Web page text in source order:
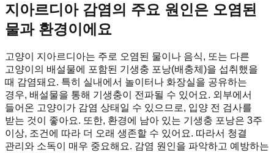
지아르디아 감염의 주요 원인은 오염된
물과 환경이에요
고양이 지아르디아는 주로 오염된 물이나 음식, 또는 다른
고양이의 배설물에 포함된 기생충 포낭(배충체)을 섭취했을
때 감염돼요. 특히 실내에서 놀이터나 화장실을 공유하는
경우, 배설물을 통해 기생충이 전파될 수 있어요. 외부에서
들어온 고양이가 감염 상태일 수 있으므로, 입양 전 검사를
받는 것이 좋아요. 또한, 환경에 남아 있는 기생충 포낭은 3주
이상, 조건에 따라 더 오래 생존할 수 있어요. 따라서 청결
관리와 소독이 매우 중요해요. 감염 원인을 파악하고 예방하는